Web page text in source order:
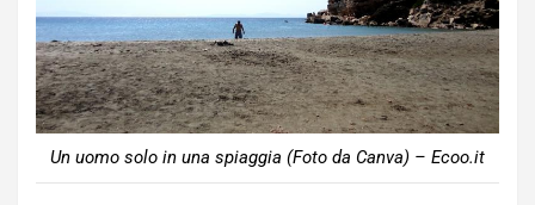
Un uomo solo in una spiaggia (Foto da Canva) – Ecoo.it